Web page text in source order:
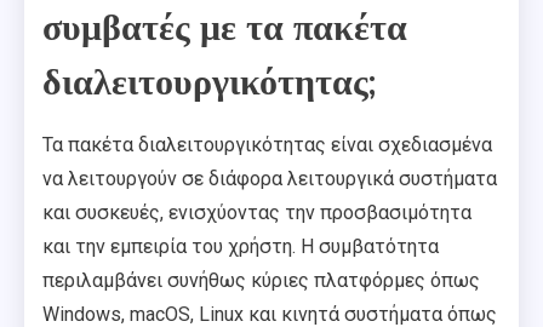
συμβατές με τα πακέτα
διαλειτουργικότητας;
Τα πακέτα διαλειτουργικότητας είναι σχεδιασμένα
να λειτουργούν σε διάφορα λειτουργικά συστήματα
και συσκευές, ενισχύοντας την προσβασιμότητα
και την εμπειρία του χρήστη. Η συμβατότητα
περιλαμβάνει συνήθως κύριες πλατφόρμες όπως
Windows, macOS, Linux και κινητά συστήματα όπως